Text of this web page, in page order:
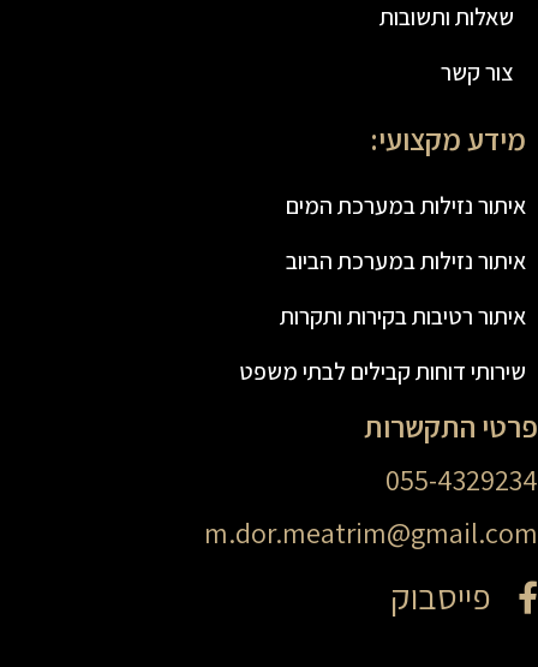
שאלות ותשובות
צור קשר
מידע מקצועי:
איתור נזילות במערכת המים
איתור נזילות במערכת הביוב
איתור רטיבות בקירות ותקרות
שירותי דוחות קבילים לבתי משפט
פרטי התקשרות
055-4329234
m.dor.meatrim@gmail.com
פייסבוק